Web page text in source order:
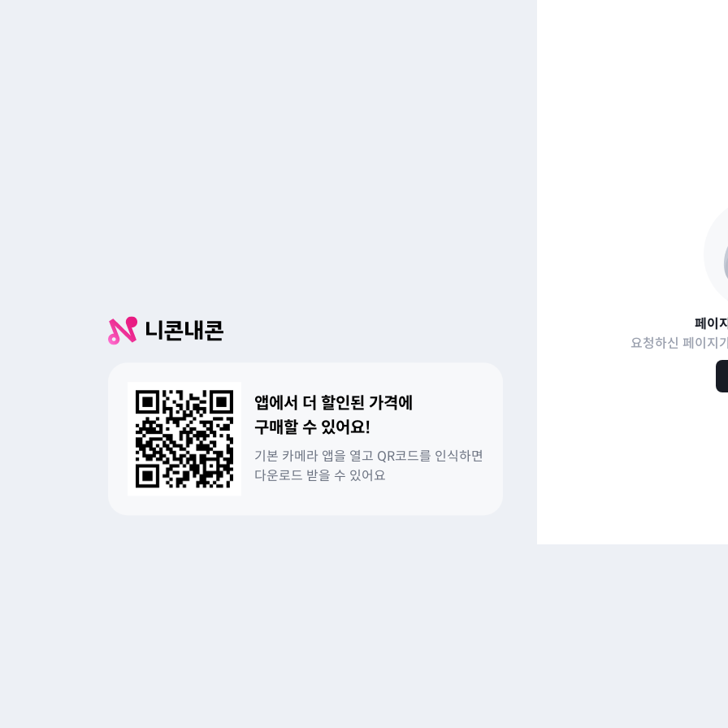
앱에서 더 할인된 가격에
구매할 수 있어요!
기본 카메라 앱을 열고 QR코드를 인식하면
다운로드 받을 수 있어요
페이
요청하신 페이지